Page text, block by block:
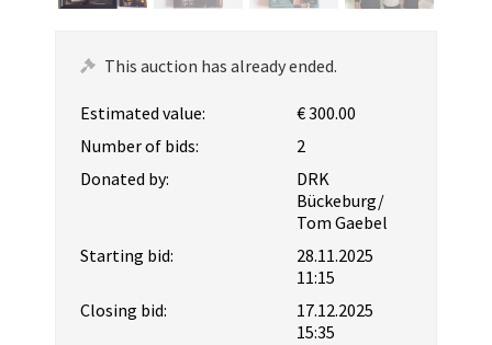
This auction has already ended.
Estimated value:
€ 300.00
Number of bids:
2
Donated by:
DRK
Bückeburg/
Tom Gaebel
Starting bid:
28.11.2025
11:15
Closing bid:
17.12.2025
15:35